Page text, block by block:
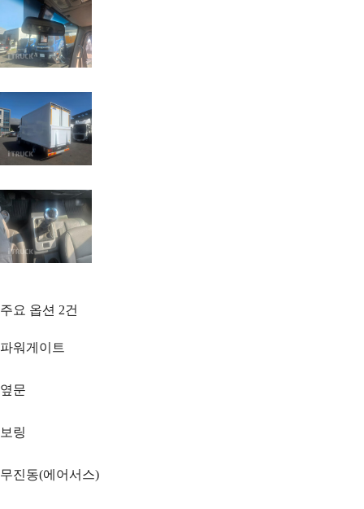
주요 옵션 2건
파워게이트
옆문
보링
무진동(에어서스)